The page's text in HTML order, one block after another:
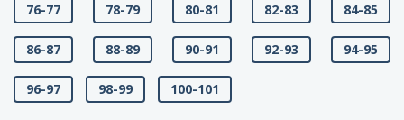
76-77 78-79 80-81 82-83 84-85
86-87 88-89 90-91 92-93 94-95
96-97 98-99 100-101